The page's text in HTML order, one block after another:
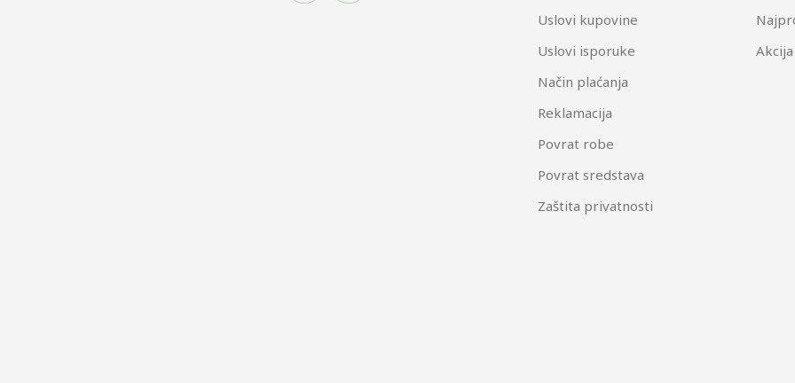
Uslovi kupovine
Uslovi isporuke
Način plaćanja
Reklamacija
Povrat robe
Povrat sredstava
Zaštita privatnosti
Akcija